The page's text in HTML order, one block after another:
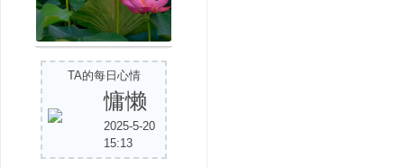
TA的每日心情
慵懒
2025-5-20
15:13